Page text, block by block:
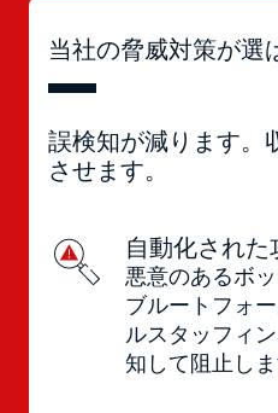
当社の脅威対策が選
誤検知が減ります。
させます。
自動化された
悪意のあるボ
ブルートフォ
ルスタッフィ
知して阻止しま